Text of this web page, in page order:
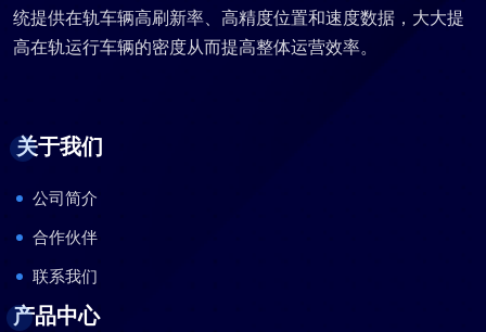
统提供在轨车辆高刷新率、高精度位置和速度数据，大大提
高在轨运行车辆的密度从而提高整体运营效率。
关于我们
公司简介
合作伙伴
联系我们
产品中心